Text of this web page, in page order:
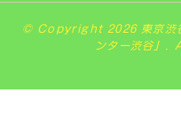
© Copyright 2026 東京渋谷
ンター渋谷